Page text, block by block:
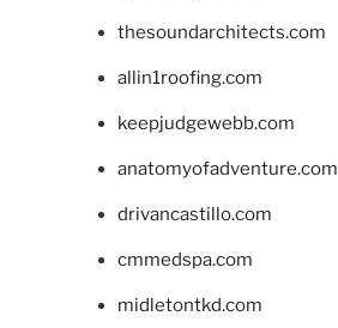
thesoundarchitects.com
allin1roofing.com
keepjudgewebb.com
anatomyofadventure.com
drivancastillo.com
cmmedspa.com
midletontkd.com